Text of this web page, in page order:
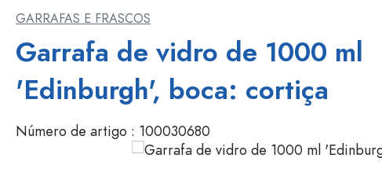
Frascos
Louça de mesa
Embalagens cosméticas
Garrafas por marca
Garrafas com tampa mecânica
GARRAFAS E FRASCOS
Garrafa de vidro de 1000 ml
'Edinburgh', boca: cortiça
Número de artigo : 100030680